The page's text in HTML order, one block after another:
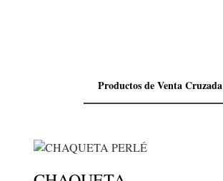
Productos de Venta Cruzada